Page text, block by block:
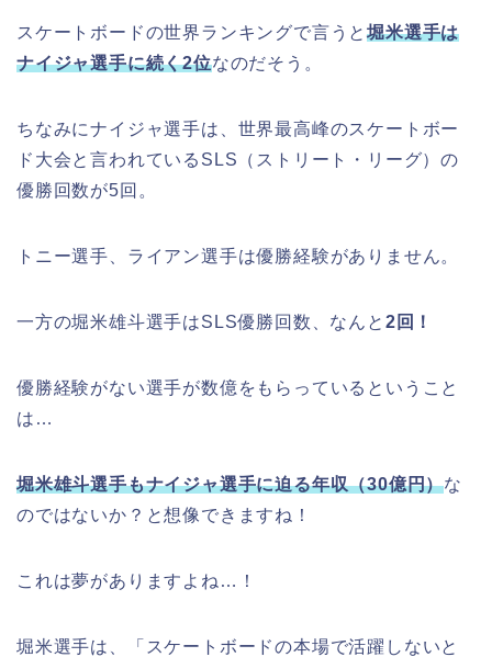
スケートボードの世界ランキングで言うと堀米選手は
ナイジャ選手に続く2位なのだそう。
ちなみにナイジャ選手は、世界最高峰のスケートボー
ド大会と言われているSLS（ストリート・リーグ）の
優勝回数が5回。
トニー選手、ライアン選手は優勝経験がありません。
一方の堀米雄斗選手はSLS優勝回数、なんと 2回！
優勝経験がない選手が数億をもらっているということ
は…
堀米雄斗選手もナイジャ選手に迫る年収（30億円）な
のではないか？と想像できますね！
これは夢がありますよね…！
堀米選手は、「スケートボードの本場で活躍しないと